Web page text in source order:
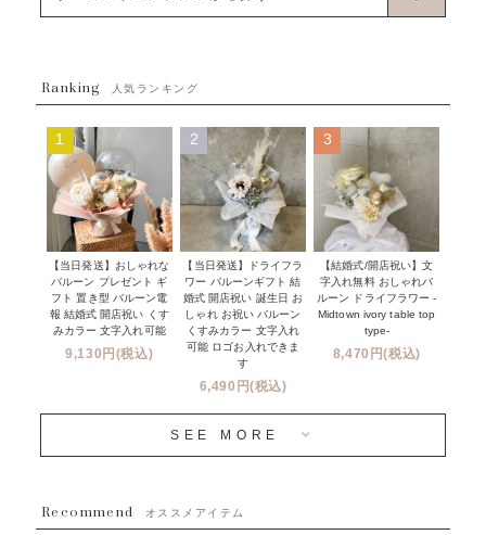
ブーケタイプバルーン
ムーンリットバルーン
コンフェッティバルーン
フリンジバルーン
デコレーションセット
プロップスバルーン
オプション
成人式・卒業式・入学式バルーンブーケ
開店・周年祝い
発表会・劇場
その他お祝い
クリスマス
新商品
~３０００円
~５５００円
発送について
Q&A
メッセージカード・電報について
オーダーメイドについて
セミオーダーについて
フリンジバルーンについて
コンフェッティバルーンについて
ハワイウェディングサービス
Ranking 人気ランキング
1
【当日発送】おしゃれな
バルーン プレゼント ギ
フト 置き型 バルーン電
報 結婚式 開店祝い くす
みカラー 文字入れ可能
9,130円(税込)
2
【当日発送】ドライフラ
ワー バルーンギフト 結
婚式 開店祝い 誕生日 お
しゃれ お祝い バルーン
くすみカラー 文字入れ
可能 ロゴお入れできま
す
6,490円(税込)
3
【結婚式/開店祝い】文
字入れ無料 おしゃれバ
ルーン ドライフラワー -
Midtown ivory table top
type-
8,470円(税込)
SEE MORE
Recommend オススメアイテム